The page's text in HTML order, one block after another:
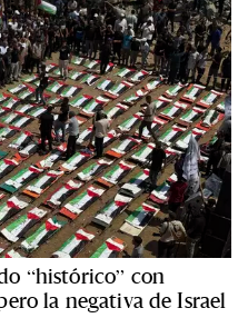
“histórico” con
la negativa de Israel